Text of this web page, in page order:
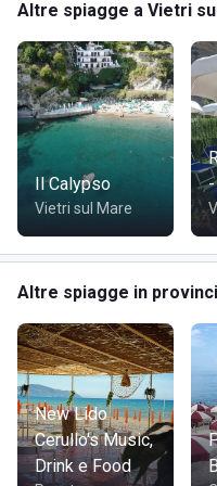
Stabilimento balneare
Ombrelloni
Sdraio
Lettini
Cabine
Docce
Servizi igienici
Salvataggio a mare
Kit pronto soccorso
Defibrillatore
Wi-Fi
Solarium
Area giochi bimbi
Animazione
RISTORAZIONE
Il complesso Rosa dei
affacciato sul mare, con
panoramica, american
Altre spiagge a Vietri
Il Calypso
Vietri sul Mare
Altre spiagge in
New Lido
Cerullo's Music,
Drink e Food